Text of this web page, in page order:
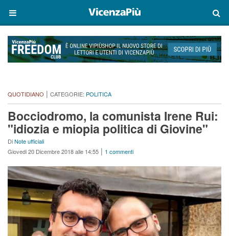
QUOTIDIANO | CATEGORIE: POLITICA
Bocciodromo, la comunista Irene Rui:
"idiozia e miopia politica di Giovine"
DiNote ufficiali
Giovedi 20 Dicembre 2018 alle 14:55 | 1 commenti